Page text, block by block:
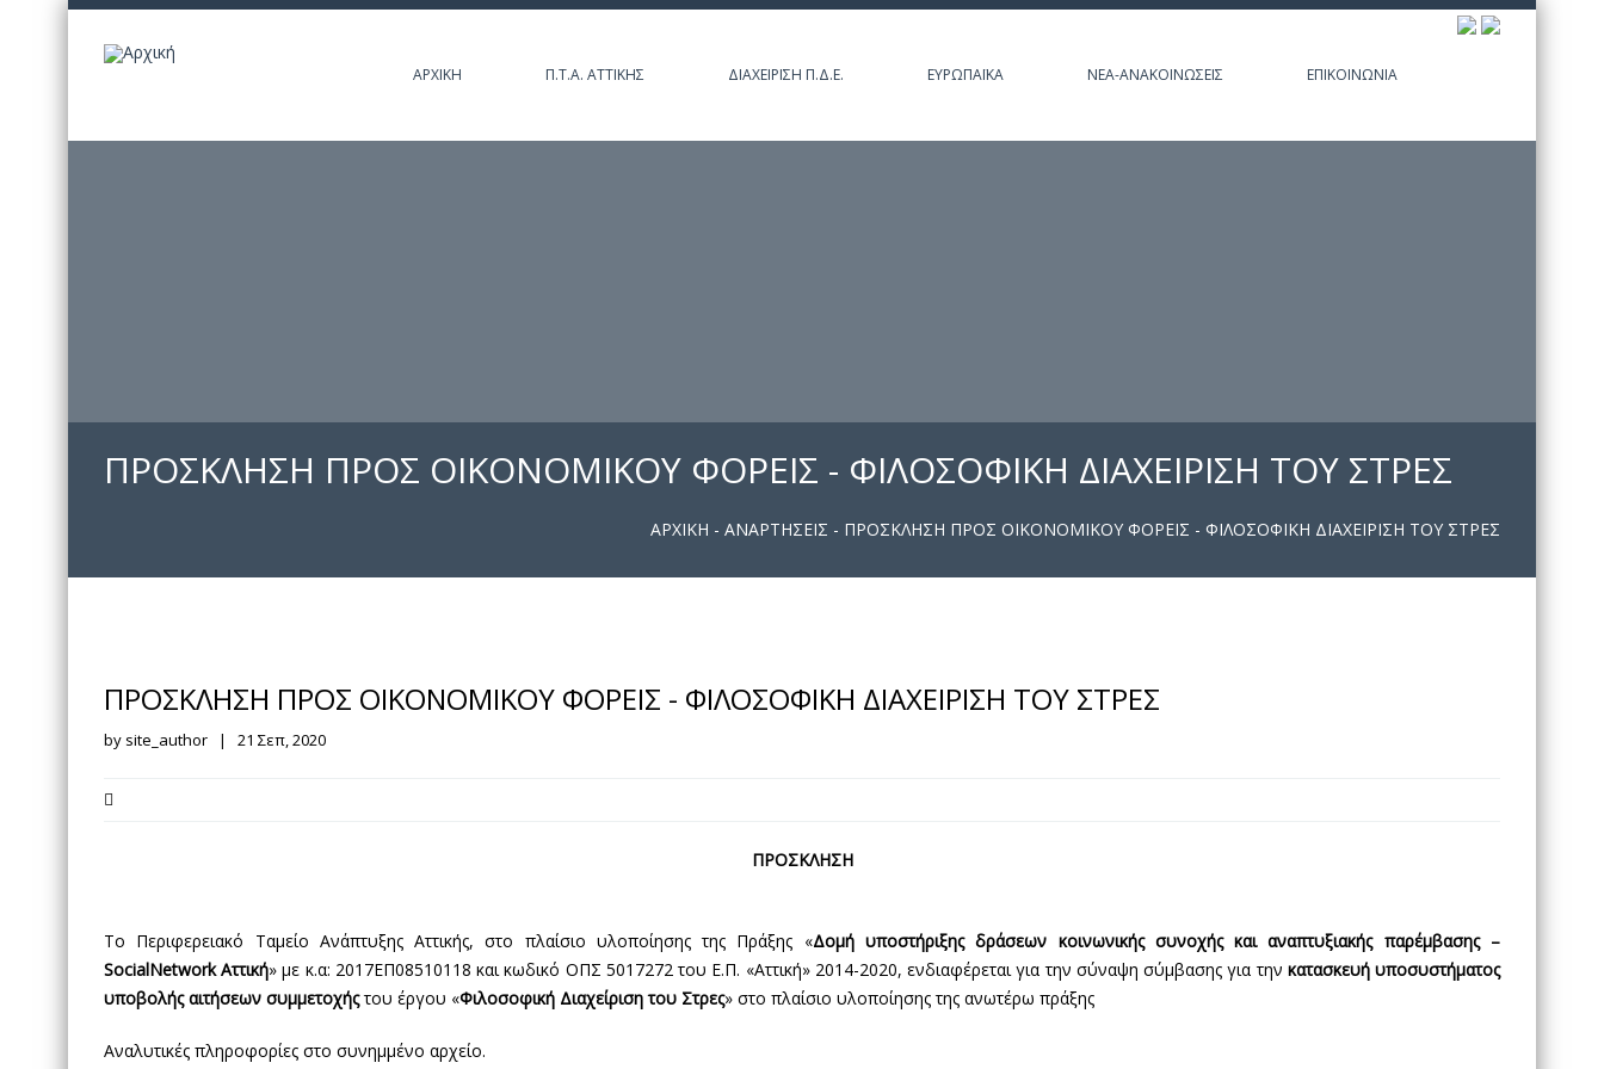
ΑΡΧΙΚΉ Π.Τ.Α. ΑΤΤΙΚΉΣ ΔΙΑΧΕΊΡΙΣΗ Π.Δ.Ε. ΕΥΡΩΠΑΪΚΆ ΝΈΑ-ΑΝΑΚΟΙΝΏΣΕΙΣ ΕΠΙΚΟΙΝΩΝΊΑ
ΠΡΟΣΚΛΗΣΗ ΠΡΟΣ ΟΙΚΟΝΟΜΙΚΟΥ ΦΟΡΕΙΣ - ΦΙΛΟΣΟΦΙΚΗ ΔΙΑΧΕΙΡΙΣΗ ΤΟΥ ΣΤΡΕΣ
ΑΡΧΙΚΉ - ΑΝΑΡΤΉΣΕΙΣ - ΠΡΟΣΚΛΗΣΗ ΠΡΟΣ ΟΙΚΟΝΟΜΙΚΟΥ ΦΟΡΕΙΣ - ΦΙΛΟΣΟΦΙΚΗ ΔΙΑΧΕΙΡΙΣΗ ΤΟΥ ΣΤΡΕΣ
ΠΡΟΣΚΛΗΣΗ ΠΡΟΣ ΟΙΚΟΝΟΜΙΚΟΥ ΦΟΡΕΙΣ - ΦΙΛΟΣΟΦΙΚΗ ΔΙΑΧΕΙΡΙΣΗ ΤΟΥ ΣΤΡΕΣ
by site_author | 21 Σεπ, 2020
ΠΡΟΣΚΛΗΣΗ
Το Περιφερειακό Ταμείο Ανάπτυξης Αττικής, στο πλαίσιο υλοποίησης της Πράξης «Δομή υποστήριξης δράσεων κοινωνικής συνοχής και αναπτυξιακής παρέμβασης –
SocialNetwork Αττική» με κ.α: 2017ΕΠ08510118 και κωδικό ΟΠΣ 5017272 του Ε.Π. «Αττική» 2014-2020, ενδιαφέρεται για την σύναψη σύμβασης για την κατασκευή υποσυστήματος
υποβολής αιτήσεων συμμετοχήςτου έργου «Φιλοσοφική Διαχείριση του Στρες» στο πλαίσιο υλοποίησης της ανωτέρω πράξης
Αναλυτικές πληροφορίες στο συνημμένο αρχείο.